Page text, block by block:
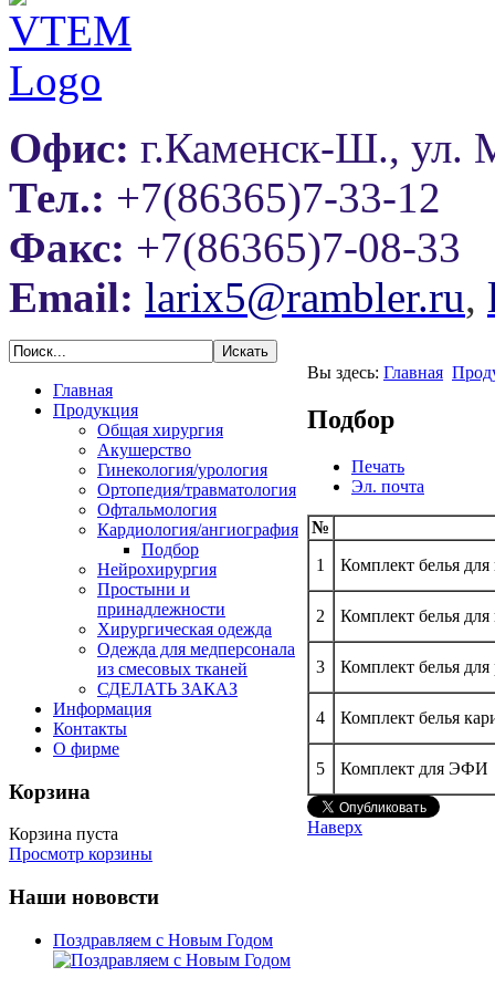
Офис: г.Каменск-Ш., ул.
Тел.: +7(86365)7-33-12
Факс: +7(86365)7-08-33
Email: larix5@rambler.ru,
Главная
Продукция
Общая хирургия
Акушерство
Гинекология/урология
Ортопедия/травматология
Офтальмология
Кардиология/ангиография
Подбор
Нейрохирургия
Простыни и
принадлежности
Хирургическая одежда
Одежда для медперсонала
из смесовых тканей
СДЕЛАТЬ ЗАКАЗ
Информация
Контакты
О фирме
Корзина
Корзина пуста
Просмотр корзины
Наши нововсти
Поздравляем с Новым Годом
Вы здесь: Главная
Подбор
Печать
Эл. почта
№
1
Комплект белья
2 Комплект белья
3 Комплект белья
4 Комплект белья
5 Комплект для ЭФИ
Наверх